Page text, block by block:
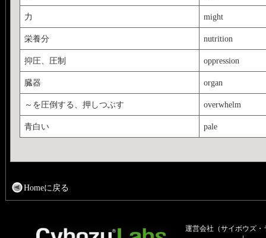
力 might
栄養分 nutrition
抑圧、圧制 oppression
臓器 organ
～を圧倒する、押しつぶす overwhelm
青白い pale
Homeに戻る
運営会社（サイボウズ・